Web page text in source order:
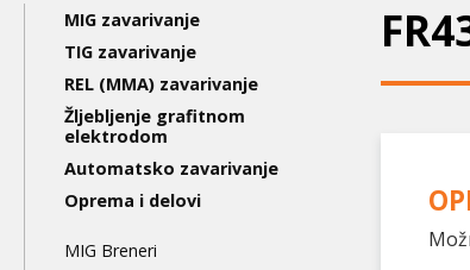
Main
navigation
3nd
level
MIG zavarivanje
TIG zavarivanje
REL (MMA) zavarivanje
Žljebljenje grafitnom
elektrodom
Automatsko zavarivanje
Oprema i delovi
MIG Breneri